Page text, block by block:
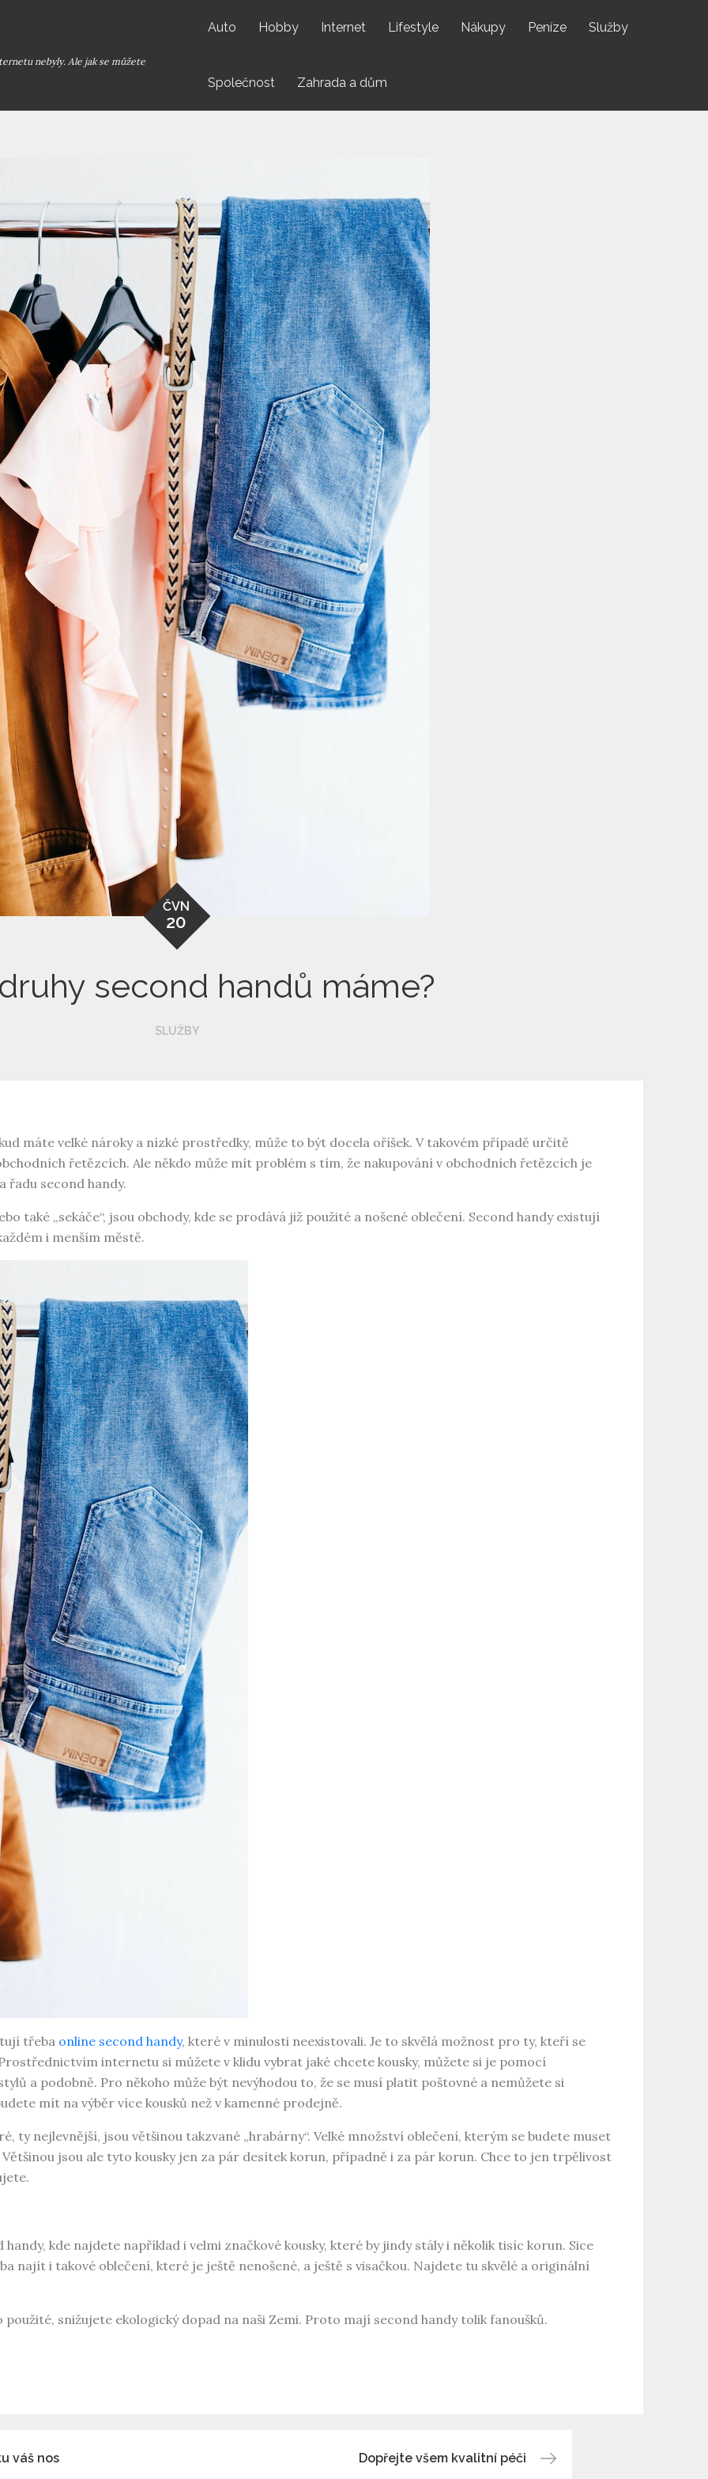
nebyly. Ale jak se můžete
Auto Hobby Internet Lifestyle Nákupy Peníze Služby
Společnost Zahrada a dům
ČVN
20
second handů máme?
SLUŽBY
máte velké nároky a nízké prostředky, může to být docela oříšek. V takovém případě určitě
řetězcích. Ale někdo může mít problém s tím, že nakupování v obchodních řetězcích je
řadu second handy.
také „sekáče“, jsou obchody, kde se prodává již použité a nošené oblečení. Second handy existují
i menším městě.
třeba online second handy, které v minulosti neexistovali. Je to skvělá možnost pro ty, kteří se
internetu si můžete v klidu vybrat jaké chcete kousky, můžete si je pomocí
a podobně. Pro někoho může být nevýhodou to, že se musí platit poštovné a nemůžete si
mít na výběr více kousků než v kamenné prodejně.
ty nejlevnější, jsou většinou takzvané „hrabárny“. Velké množství oblečení, kterým se budete muset
jsou ale tyto kousky jen za pár desítek korun, případně i za pár korun. Chce to jen trpělivost
kde najdete například i velmi značkové kousky, které by jindy stály i několik tisíc korun. Sice
najít i takové oblečení, které je ještě nenošené, a ještě s visačkou. Najdete tu skvělé a originální
snižujete ekologický dopad na naši Zemi. Proto mají second handy tolik fanoušků.
váš nos Dopřejte všem kvalitní péči